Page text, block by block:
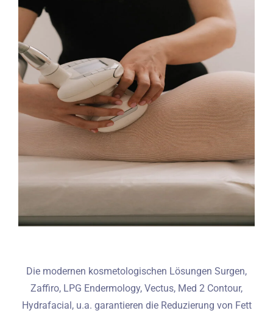
Die modernen kosmetologischen Lösungen Surgen,
Zaffiro, LPG Endermology, Vectus, Med 2 Contour,
Hydrafacial, u.a. garantieren die Reduzierung von Fett